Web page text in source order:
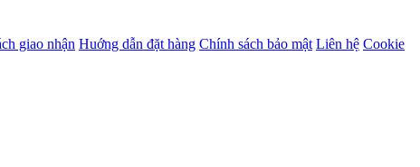
giao nhận Huớng dẫn đặt hàng Chính sách bảo mật Liên hệ Cookie